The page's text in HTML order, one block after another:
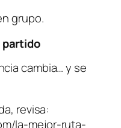
grupo.
partido
cambia… y se
revisa:
la-mejor-ruta-